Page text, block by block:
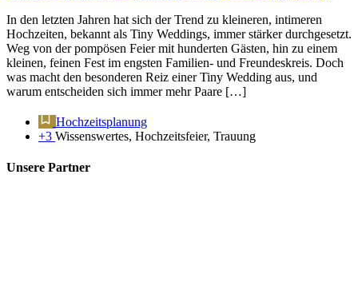
In den letzten Jahren hat sich der Trend zu kleineren, intimeren
Hochzeiten, bekannt als Tiny Weddings, immer stärker durchgesetzt.
Weg von der pompösen Feier mit hunderten Gästen, hin zu einem
kleinen, feinen Fest im engsten Familien- und Freundeskreis. Doch
was macht den besonderen Reiz einer Tiny Wedding aus, und
warum entscheiden sich immer mehr Paare […]
Hochzeitsplanung
+3 Wissenswertes, Hochzeitsfeier, Trauung
Unsere Partner